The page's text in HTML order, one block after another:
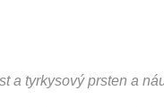
a tyrkysový prsten a